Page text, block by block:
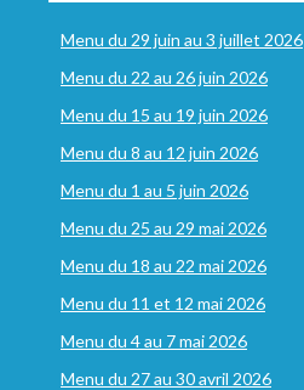
Menu du 29 juin au 3 juillet 2026
Menu du 22 au 26 juin 2026
Menu du 15 au 19 juin 2026
Menu du 8 au 12 juin 2026
Menu du 1 au 5 juin 2026
Menu du 25 au 29 mai 2026
Menu du 18 au 22 mai 2026
Menu du 11 et 12 mai 2026
Menu du 4 au 7 mai 2026
Menu du 27 au 30 avril 2026